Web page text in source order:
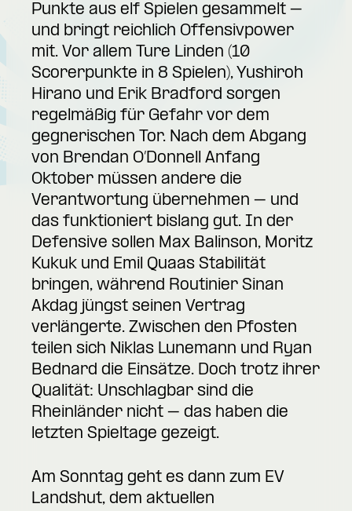
Punkte aus elf Spielen gesammelt –
und bringt reichlich Offensivpower
mit. Vor allem Ture Linden (10
Scorerpunkte in 8 Spielen), Yushiroh
Hirano und Erik Bradford sorgen
regelmäßig für Gefahr vor dem
gegnerischen Tor. Nach dem Abgang
von Brendan O’Donnell Anfang
Oktober müssen andere die
Verantwortung übernehmen – und
das funktioniert bislang gut. In der
Defensive sollen Max Balinson, Moritz
Kukuk und Emil Quaas Stabilität
bringen, während Routinier Sinan
Akdag jüngst seinen Vertrag
verlängerte. Zwischen den Pfosten
teilen sich Niklas Lunemann und Ryan
Bednard die Einsätze. Doch trotz ihrer
Qualität: Unschlagbar sind die
Rheinländer nicht – das haben die
letzten Spieltage gezeigt.
Am Sonntag geht es dann zum EV
Landshut, dem aktuellen